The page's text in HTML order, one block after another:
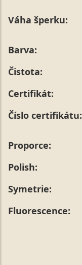
sdělit během jejího
Pro sdělení
Váha šperku:
Barva:
Čistota:
Certifikát:
Číslo certifikátu:
Proporce:
Polish:
Symetrie:
Fluorescence: